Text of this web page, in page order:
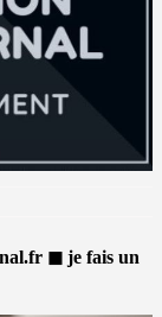
◼ je fais un